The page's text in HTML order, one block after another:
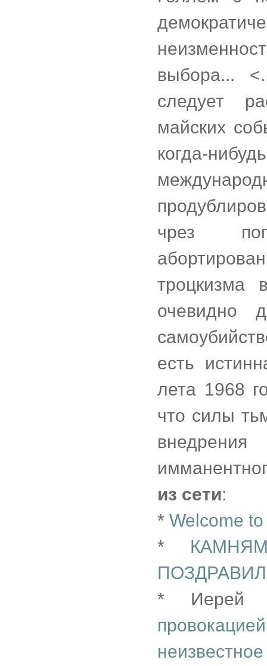
выбора...
следует
майских
когда-
чрез
троцкизма
очевидно
есть
лета 1968
что силы
из сети:
* Welcome
*
* Иерей
неизвестное